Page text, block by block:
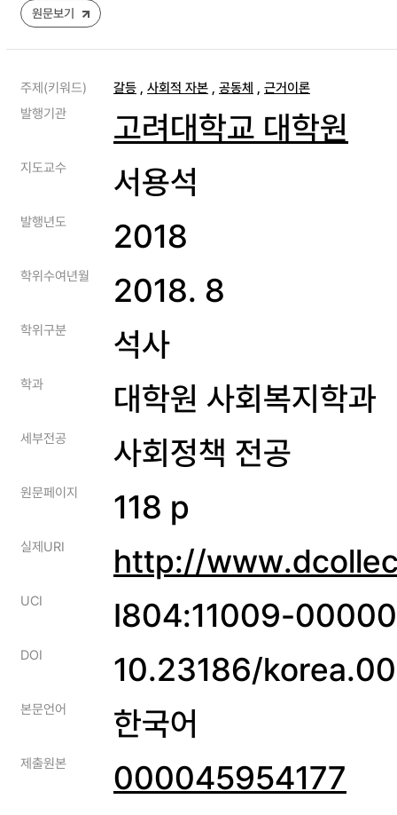
원문보기
주제(키워드) 갈등 , 사회적 자본 , 공동체 , 근거이론
발행기관
고려대학교 대학원
지도교수 서용석
발행년도 2018
학위수여년월 2018. 8
학위구분 석사
학과 대학원 사회복지학과
세부전공 사회정책 전공
원문페이지 118 p
실제URI http://
UCI I804:11009-
DOI 10.23186/
본문언어 한국어
제출원본 000045954177